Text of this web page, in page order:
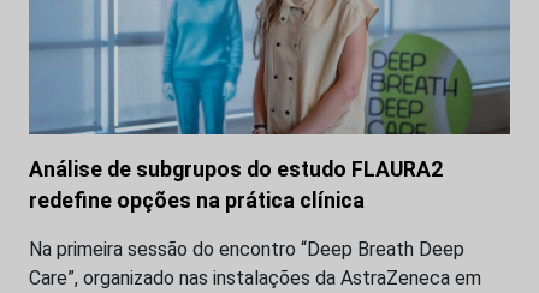
Análise de subgrupos do estudo FLAURA2
redefine opções na prática clínica
Na primeira sessão do encontro “Deep Breath Deep
Care”, organizado nas instalações da AstraZeneca em